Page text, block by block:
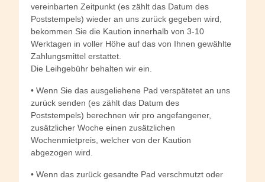
vereinbarten Zeitpunkt (es zählt das Datum des
Poststempels) wieder an uns zurück gegeben wird,
bekommen Sie die Kaution innerhalb von 3-10
Werktagen in voller Höhe auf das von Ihnen gewählte
Zahlungsmittel erstattet.
Die Leihgebühr behalten wir ein.
• Wenn Sie das ausgeliehene Pad verspätetet an uns
zurück senden (es zählt das Datum des
Poststempels) berechnen wir pro angefangener,
zusätzlicher Woche einen zusätzlichen
Wochenmietpreis, welcher von der Kaution
abgezogen wird.
• Wenn das zurück gesandte Pad verschmutzt oder